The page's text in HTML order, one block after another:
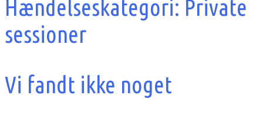
Hændelseskategori: Private
sessioner
Vi fandt ikke noget